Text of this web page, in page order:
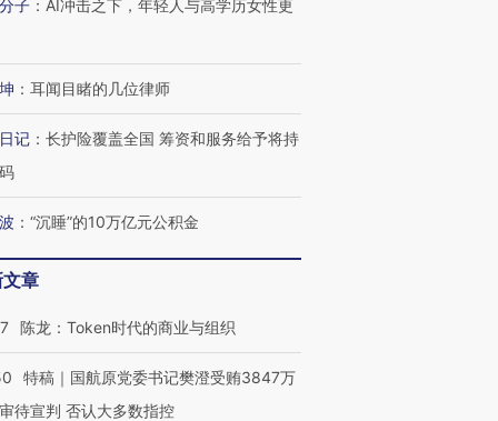
子 ： AI冲击之下，年轻人与高学历女性更
： 耳闻目睹的几位律师
记 ： 长护险覆盖全国 筹资和服务给予将持
： “沉睡”的10万亿元公积金
章
陈龙：Token时代的商业与组织
特稿｜国航原党委书记樊澄受贿3847万
待宣判 否认大多数指控